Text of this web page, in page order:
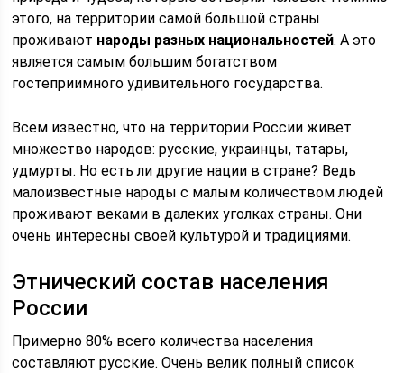
этого, на территории самой большой страны
проживают народы разных национальностей. А это
является самым большим богатством
гостеприимного удивительного государства.
Всем известно, что на территории России живет
множество народов: русские, украинцы, татары,
удмурты. Но есть ли другие нации в стране? Ведь
малоизвестные народы с малым количеством людей
проживают веками в далеких уголках страны. Они
очень интересны своей культурой и традициями.
Этнический состав населения
России
Примерно 80% всего количества населения
составляют русские. Очень велик полный список